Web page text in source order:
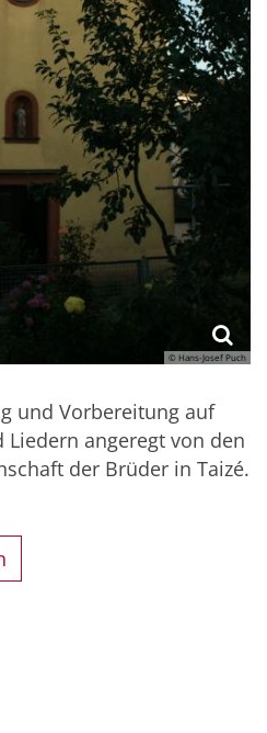
© Hans-Josef Puch
und Vorbereitung auf
angeregt von den
der Brüder in Taizé.